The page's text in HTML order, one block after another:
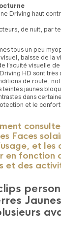
Driving haut
de nuit, par
tous un peu
baisse de la
l’acuité visuelle
HD sont
de route,
teintés jaunes
dans
et le
Faces
et
en
et des